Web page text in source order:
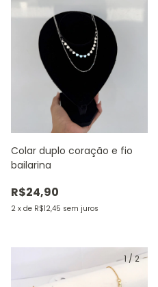
Colar duplo coração e fio
bailarina
R$24,90
2 x de R$12,45 sem juros
1 /2